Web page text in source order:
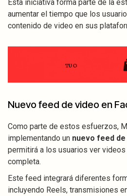
Esta iniciativa forma parte de la
aumentar el tiempo que los
contenido de video en sus
Nuevo feed de video en
Como parte de estos esfuerzos,
implementando un nuevo feed
permitirá a los usuarios ver
completa.
Este feed integrará diferentes
incluyendo Reels, transmisiones